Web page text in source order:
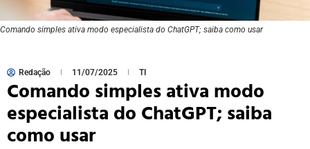
Comando simples ativa modo especialista do ChatGPT; saiba como usar
Redação 11/07/2025 TI
Comando simples ativa modo
especialista do ChatGPT; saiba
como usar